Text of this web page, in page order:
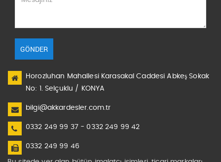
GÖNDER
Horozluhan Mahallesi Karasakal Caddesi Abkeş Sokak
No: 1. Selçuklu / KONYA
bilgi@akkardesler.com.tr
0332 249 99 37 - 0332 249 99 42
0332 249 99 46